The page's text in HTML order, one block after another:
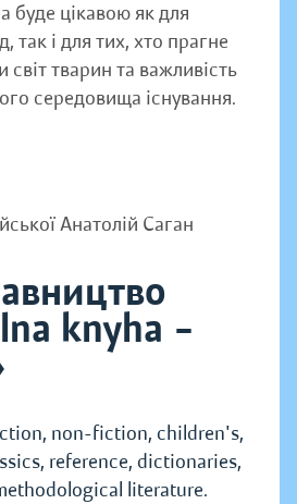
буде цікавою як для
так і для тих, хто прагне
світ тварин та важливість
середовища існування.
Анатолій Саган
knyha –
non-fiction, children's,
reference, dictionaries,
literature.